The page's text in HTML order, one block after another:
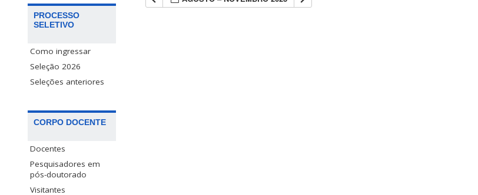
PROCESSO
SELETIVO
Como ingressar
Seleção 2026
Seleções anteriores
CORPO DOCENTE
Docentes
Pesquisadores em
pós-doutorado
Visitantes